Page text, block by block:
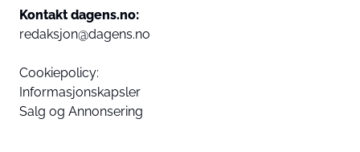
Kontakt dagens.no:
redaksjon@dagens.no
Cookiepolicy:
Informasjonskapsler
Salg og Annonsering